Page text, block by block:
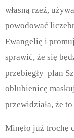
własną rzeź,
powodować
Ewangelię i
sprawić, że się
przebiegły plan
oblubienicę
przewidziała, że
Minęło już trochę